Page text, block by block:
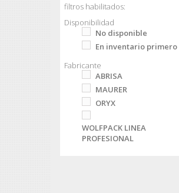
filtros habilitados:
Disponibilidad
No disponible
En inventario primero
Fabricante
ABRISA
MAURER
ORYX
WOLFPACK LINEA
PROFESIONAL